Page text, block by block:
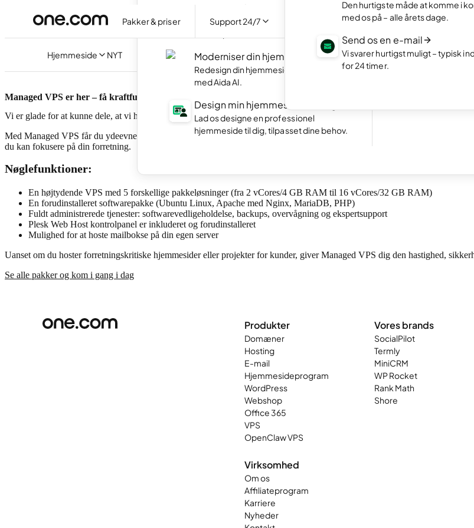
Pakker & priser Support 24/7
Den hurtigste måde at komme i
med os på – alle årets dage.
Send os en e-mail
Vi svarer hurtigst muligt – typisk
for 24 timer.
Hjemmeside NYT
Hjemmesideprogram
Lav din egen hjemmeside ved at chatte
Moderniser din hjemmeside NYT
Redesign din hjemmeside lynhurtigt
med Aida AI.
Design min hjemmeside for mig
Lad os designe en professionel
hjemmeside til dig, tilpasset dine behov.
Vis dit bedste arbejde
Opret en webshop og
sælge.
Managed VPS er her – få kraftfuld ydeevne uden teknisk besvær
Vi er glade for at kunne dele, at vi har lanceret Managed VPS – en ny, administreret hostingløsning, skræddersyet til
Med Managed VPS får du ydeevnen og fleksibiliteten fra en virtuel privat server – uden besværet med at administrere den
du kan fokusere på din forretning.
Nøglefunktioner:
En højtydende VPS med 5 forskellige pakkeløsninger (fra 2 vCores/4 GB RAM til 16 vCores/32 GB RAM)
En forudinstalleret softwarepakke (Ubuntu Linux, Apache med Nginx, MariaDB, PHP)
Fuldt administrerede tjenester: softwarevedligeholdelse, backups, overvågning og ekspertsupport
Plesk Web Host kontrolpanel er inkluderet og forudinstalleret
Mulighed for at hoste mailbokse på din egen server
Uanset om du hoster forretningskritiske hjemmesider eller projekter for kunder, giver Managed VPS dig den hastighed,
Se alle pakker og kom i gang i dag
Produkter
Domæner
Hosting
E-mail
Hjemmesideprogram
WordPress
Webshop
Office 365
VPS
OpenClaw VPS
Vores brands
SocialPilot
Termly
MiniCRM
WP Rocket
Rank Math
Shore
Virksomhed
Om os
Affiliateprogram
Karriere
Nyheder